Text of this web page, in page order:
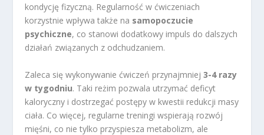
kondycję fizyczną. Regularność w ćwiczeniach
korzystnie wpływa także na samopoczucie
psychiczne, co stanowi dodatkowy impuls do dalszych
działań związanych z odchudzaniem.
Zaleca się wykonywanie ćwiczeń przynajmniej3-4 razy
w tygodniu. Taki reżim pozwala utrzymać deficyt
kaloryczny i dostrzegać postępy w kwestii redukcji masy
ciała. Co więcej, regularne treningi wspierają rozwój
mięśni, co nie tylko przyspiesza metabolizm, ale